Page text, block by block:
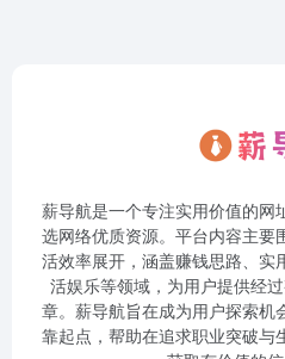
薪导航是一个专注实用价值的网
选网络优质资源。平台内容主要
活效率展开，涵盖赚钱思路、实
活娱乐等领域，为用户提供经
章。薪导航旨在成为用户探索机
靠起点，帮助在追求职业突破与